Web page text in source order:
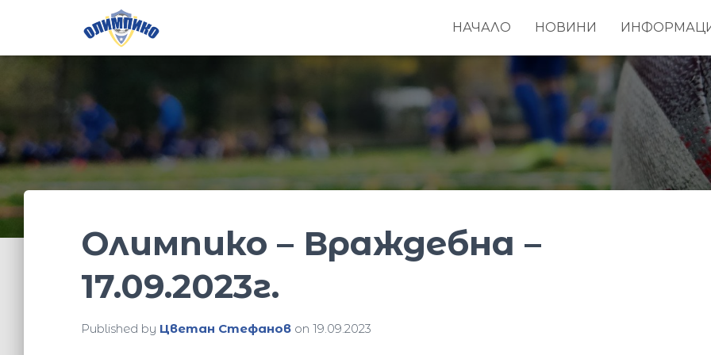
НАЧАЛО НОВИНИ
Олимпико – Враждебна –
17.09.2023г.
Published by Цветан Стефанов on 19.09.2023